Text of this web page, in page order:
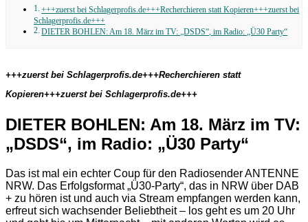
+++zuerst bei Schlagerprofis.de+++Recherchieren statt Kopieren+++zuerst bei
Schlagerprofis.de+++
DIETER BOHLEN: Am 18. März im TV: „DSDS“, im Radio: „Ü30 Party“
+++zuerst bei Schlagerprofis.de+++Recherchieren statt
Kopieren+++zuerst bei Schlagerprofis.de+++
DIETER BOHLEN: Am 18. März im TV:
„DSDS“, im Radio: „Ü30 Party“
Das ist mal ein echter Coup für den Radiosender ANTENNE
NRW. Das Erfolgsformat „Ü30-Party“, das in NRW über DAB
+ zu hören ist und auch via Stream empfangen werden kann,
erfreut sich wachsender Beliebtheit – los geht es um 20 Uhr